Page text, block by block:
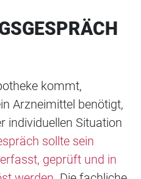
kommt,
Arzneimittel benötigt,
individuellen Situation
sollte sein
geprüft und in